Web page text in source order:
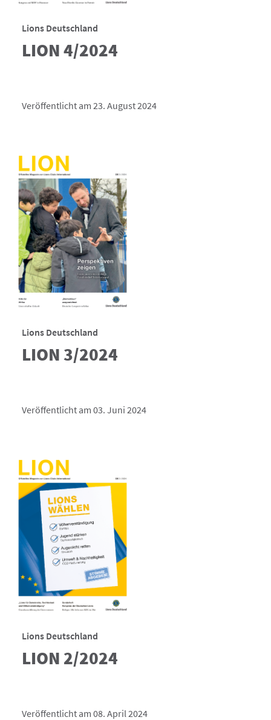
Lions Deutschland
LION 4/2024
Veröffentlicht am 23. August 2024
Lions Deutschland
LION 3/2024
Veröffentlicht am 03. Juni 2024
Lions Deutschland
LION 2/2024
Veröffentlicht am 08. April 2024